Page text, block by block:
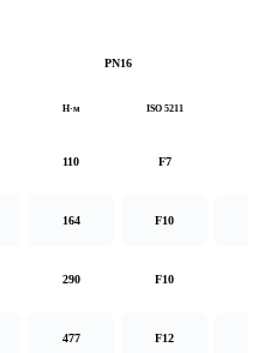
PN16
Н·м ISO 5211
110 F7
164 F10
290 F10
477 F12